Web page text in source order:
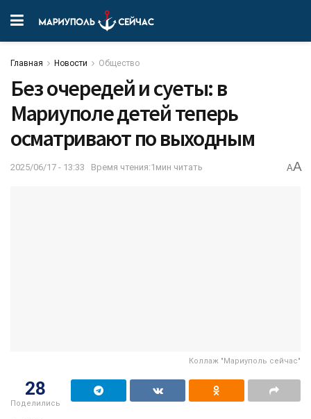
Главная Новости Общество
Без очередей и суеты: в
Мариуполе детей теперь
осматривают по выходным
2025/06/17 - 13:33 Время чтения:1мин читать AA
Коллаж "Мариуполь сейчас"
28
Поделились